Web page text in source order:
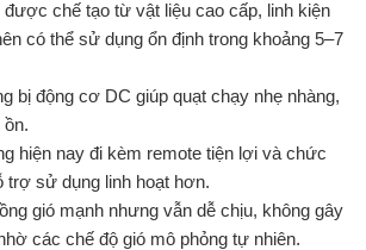
được chế tạo từ vật liệu cao cấp, linh kiện
có thể sử dụng ổn định trong khoảng 5–7
bị động cơ DC giúp quạt chạy nhẹ nhàng,
ồn.
hiện nay đi kèm remote tiện lợi và chức
trợ sử dụng linh hoạt hơn.
gió mạnh nhưng vẫn dễ chịu, không gây
các chế độ gió mô phỏng tự nhiên.